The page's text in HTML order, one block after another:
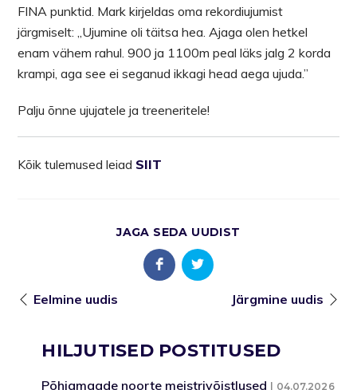
FINA punktid. Mark kirjeldas oma rekordiujumist
järgmiselt: ,,Ujumine oli täitsa hea. Ajaga olen hetkel
enam vähem rahul. 900 ja 1100m peal läks jalg 2 korda
krampi, aga see ei seganud ikkagi head aega ujuda.”
Palju õnne ujujatele ja treeneritele!
Kõik tulemused leiad SIIT
JAGA SEDA UUDIST
Eelmine uudis Järgmine uudis
HILJUTISED POSTITUSED
Põhjamaade noorte meistrivõistlused 04.07.2026